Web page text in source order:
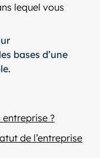
lequel vous
bases d’une
?
de l’entreprise